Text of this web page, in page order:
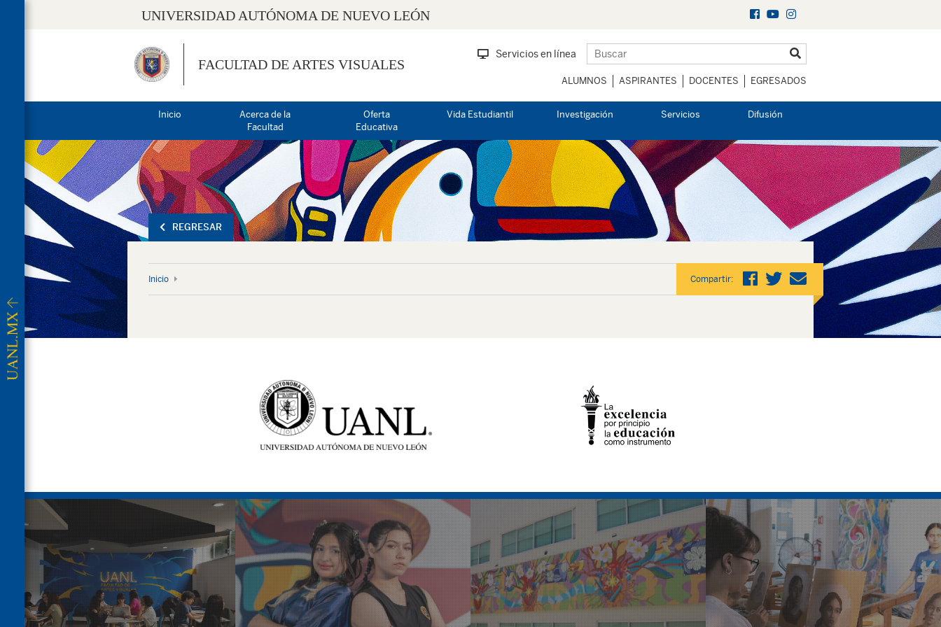
UNIVERSIDAD AUTÓNOMA DE NUEVO LEÓN
FACULTAD DE ARTES VISUALES
Servicios en línea
ALUMNOS ASPIRANTES DOCENTES EGRESADOS
Inicio
Acerca de la
Facultad
Oferta
Educativa
Vida Estudiantil Investigación Servicios Difusión
REGRESAR
Inicio Compartir: